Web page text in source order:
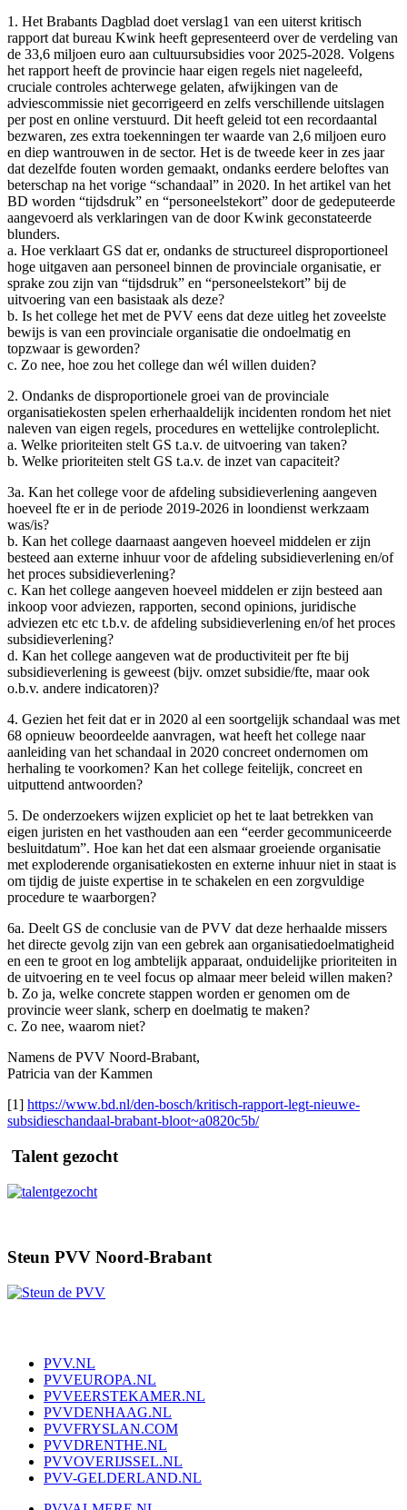
1. Het Brabants Dagblad doet verslag1 van een uiterst kritisch
rapport dat bureau Kwink heeft gepresenteerd over de verdeling van
de 33,6 miljoen euro aan cultuursubsidies voor 2025-2028. Volgens
het rapport heeft de provincie haar eigen regels niet nageleefd,
cruciale controles achterwege gelaten, afwijkingen van de
adviescommissie niet gecorrigeerd en zelfs verschillende uitslagen
per post en online verstuurd. Dit heeft geleid tot een recordaantal
bezwaren, zes extra toekenningen ter waarde van 2,6 miljoen euro
en diep wantrouwen in de sector. Het is de tweede keer in zes jaar
dat dezelfde fouten worden gemaakt, ondanks eerdere beloftes van
beterschap na het vorige “schandaal” in 2020. In het artikel van het
BD worden “tijdsdruk” en “personeelstekort” door de gedeputeerde
aangevoerd als verklaringen van de door Kwink geconstateerde
blunders.
a. Hoe verklaart GS dat er, ondanks de structureel disproportioneel
hoge uitgaven aan personeel binnen de provinciale organisatie, er
sprake zou zijn van “tijdsdruk” en “personeelstekort” bij de
uitvoering van een basistaak als deze?
b. Is het college het met de PVV eens dat deze uitleg het zoveelste
bewijs is van een provinciale organisatie die ondoelmatig en
topzwaar is geworden?
c. Zo nee, hoe zou het college dan wél willen duiden?
2. Ondanks de disproportionele groei van de provinciale
organisatiekosten spelen erherhaaldelijk incidenten rondom het niet
naleven van eigen regels, procedures en wettelijke controleplicht.
a. Welke prioriteiten stelt GS t.a.v. de uitvoering van taken?
b. Welke prioriteiten stelt GS t.a.v. de inzet van capaciteit?
3a. Kan het college voor de afdeling subsidieverlening aangeven
hoeveel fte er in de periode 2019-2026 in loondienst werkzaam
was/is?
b. Kan het college daarnaast aangeven hoeveel middelen er zijn
besteed aan externe inhuur voor de afdeling subsidieverlening en/of
het proces subsidieverlening?
c. Kan het college aangeven hoeveel middelen er zijn besteed aan
inkoop voor adviezen, rapporten, second opinions, juridische
adviezen etc etc t.b.v. de afdeling subsidieverlening en/of het proces
subsidieverlening?
d. Kan het college aangeven wat de productiviteit per fte bij
subsidieverlening is geweest (bijv. omzet subsidie/fte, maar ook
o.b.v. andere indicatoren)?
4. Gezien het feit dat er in 2020 al een soortgelijk schandaal was met
68 opnieuw beoordeelde aanvragen, wat heeft het college naar
aanleiding van het schandaal in 2020 concreet ondernomen om
herhaling te voorkomen? Kan het college feitelijk, concreet en
uitputtend antwoorden?
5. De onderzoekers wijzen expliciet op het te laat betrekken van
eigen juristen en het vasthouden aan een “eerder gecommuniceerde
besluitdatum”. Hoe kan het dat een alsmaar groeiende organisatie
met exploderende organisatiekosten en externe inhuur niet in staat is
om tijdig de juiste expertise in te schakelen en een zorgvuldige
procedure te waarborgen?
6a. Deelt GS de conclusie van de PVV dat deze herhaalde missers
het directe gevolg zijn van een gebrek aan organisatiedoelmatigheid
en een te groot en log ambtelijk apparaat, onduidelijke prioriteiten in
de uitvoering en te veel focus op almaar meer beleid willen maken?
b. Zo ja, welke concrete stappen worden er genomen om de
provincie weer slank, scherp en doelmatig te maken?
c. Zo nee, waarom niet?
Namens de PVV Noord-Brabant,
Patricia van der Kammen
[1] https://www.bd.nl/den-bosch/kritisch-rapport-legt-nieuwe-
subsidieschandaal-brabant-bloot~a0820c5b/
Talent gezocht
Steun PVV Noord-Brabant
PVV.NL
PVVEUROPA.NL
PVVEERSTEKAMER.NL
PVVDENHAAG.NL
PVVFRYSLAN.COM
PVVDRENTHE.NL
PVVOVERIJSSEL.NL
PVV-GELDERLAND.NL